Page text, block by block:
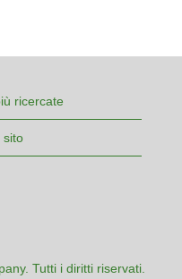
ricercate
sito
Tutti i diritti riservati.